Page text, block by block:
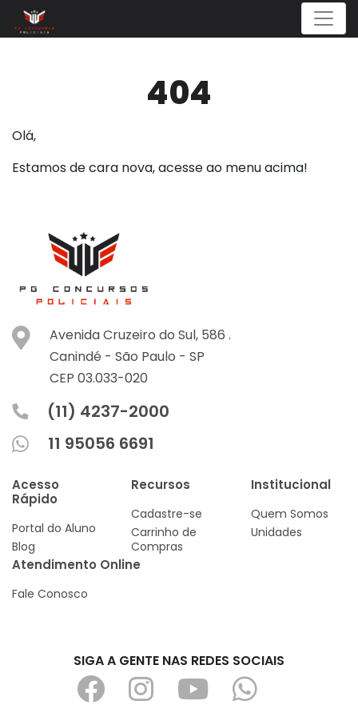
Menu
404
Olá,
Estamos de cara nova, acesse ao menu acima!
Avenida Cruzeiro do Sul, 586 .
Canindé - São Paulo - SP
CEP 03.033-020
(11) 4237-2000
11 95056 6691
Acesso
Rápido
Portal do Aluno
Blog
Recursos
Cadastre-se
Carrinho de
Compras
Institucional
Quem Somos
Unidades
Atendimento Online
Fale Conosco
SIGA A GENTE NAS REDES SOCIAIS